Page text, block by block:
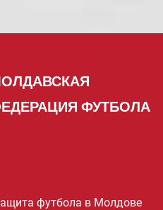
ФУТБОЛА
футбола в Молдове